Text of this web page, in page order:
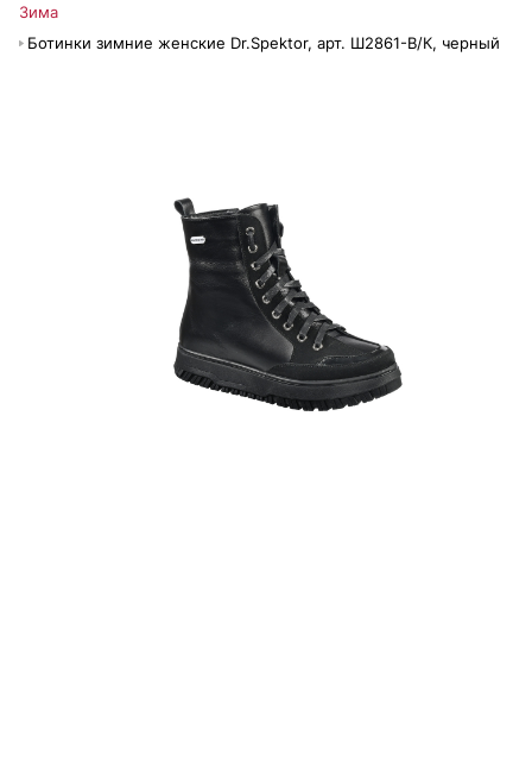
Зима
Ботинки зимние женские Dr.Spektor, арт. Ш2861-В/К, черный